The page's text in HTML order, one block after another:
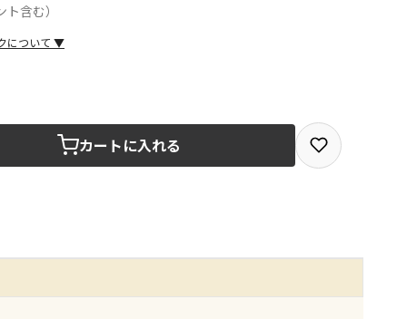
含む）
について ▼
は、全て同じ店舗での受取となります
カートに入れる